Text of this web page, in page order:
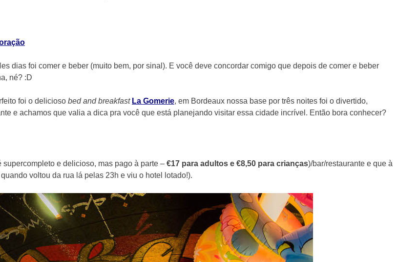
dias foi comer e beber (muito bem, por sinal). E você deve concordar comigo que depois de comer e beber
né? :D
foi o delicioso bed and breakfast La Gomerie, em Bordeaux nossa base por três noites foi o divertido,
e achamos que valia a dica pra você que está planejando visitar essa cidade incrível. Então bora conhecer?
supercompleto e delicioso, mas pago à parte – €17 para adultos e €8,50 para crianças)/bar/restaurante e que à
voltou da rua lá pelas 23h e viu o hotel lotado!).